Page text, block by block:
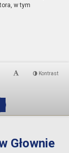
w tym
Kontrast
Głownie